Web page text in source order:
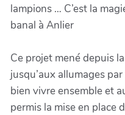
lampions … C’est la
banal à Anlier
Ce projet mené depuis
jusqu’aux allumages
bien vivre ensemble et
permis la mise en place